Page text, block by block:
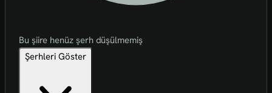
Bu şiire henüz şerh düşülmemiş
Şerhleri Göster